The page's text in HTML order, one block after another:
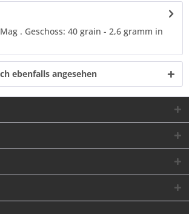
. Geschoss: 40 grain - 2,6 gramm in
ebenfalls angesehen